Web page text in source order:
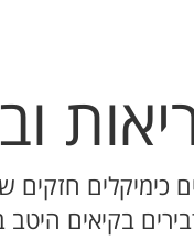
כימיקלים חזקים
בקיאים